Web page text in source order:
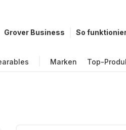
Grover Business So
Marken Top-